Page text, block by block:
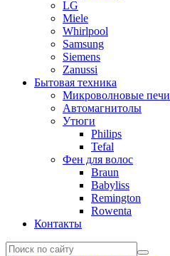
LG
Miele
Whirlpool
Samsung
Siemens
Zanussi
Бытовая техника
Микроволновые печи
Автомагнитолы
Утюги
Philips
Tefal
Фен для волос
Braun
Babyliss
Remington
Rowenta
Контакты